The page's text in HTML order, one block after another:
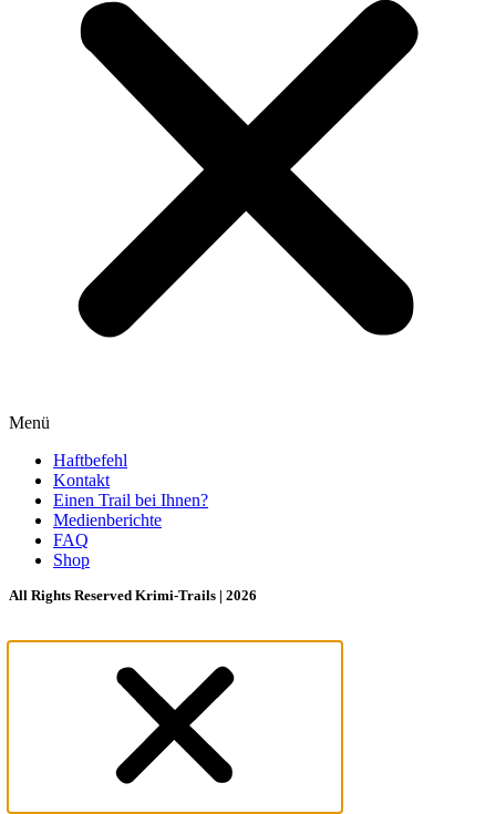
Menü
Haftbefehl
Kontakt
Einen Trail bei Ihnen?
Medienberichte
FAQ
Shop
All Rights Reserved Krimi-Trails | 2026